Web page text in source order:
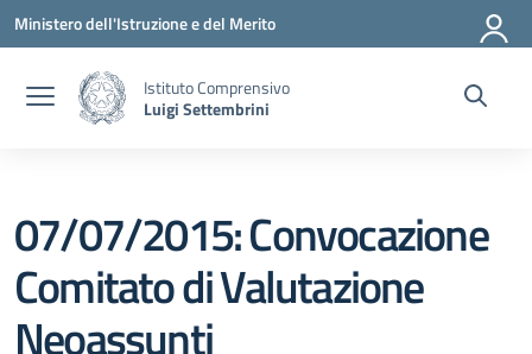
Vai ai contenuti
Vai al menu di navigazione
Vai al footer
Ministero dell'Istruzione e del Merito
Istituto Comprensivo
Luigi Settembrini
07/07/2015: Convocazione
Comitato di Valutazione
Neoassunti